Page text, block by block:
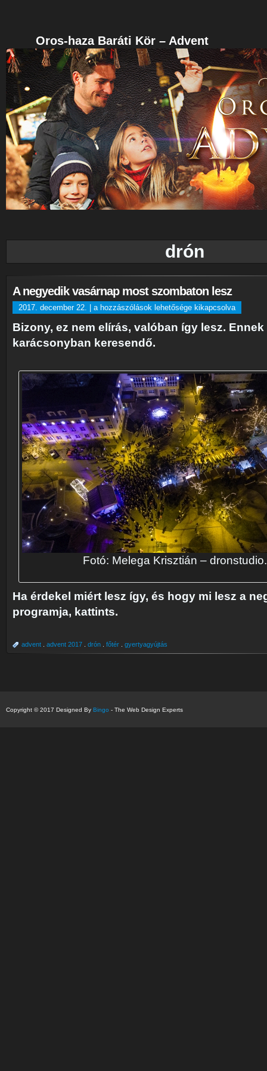
Oros-haza Baráti Kör – Advent
drón
A negyedik vasárnap most szombaton lesz
2017. december 22. | A
vasárnap
most
lesz
bejegyzéshez
a hozzászólások lehetősége kikapcsolva
Bizony, ez nem elírás, valóban így lesz.
karácsonyban keresendő.
Fotó: Melega Krisztián –
Ha érdekel miért lesz így, és hogy mi lesz a
programja, kattints.
advent advent 2017 drón főtér gyertyagyújtás
Copyright © 2017 Designed By Bingo - The Web Design Experts